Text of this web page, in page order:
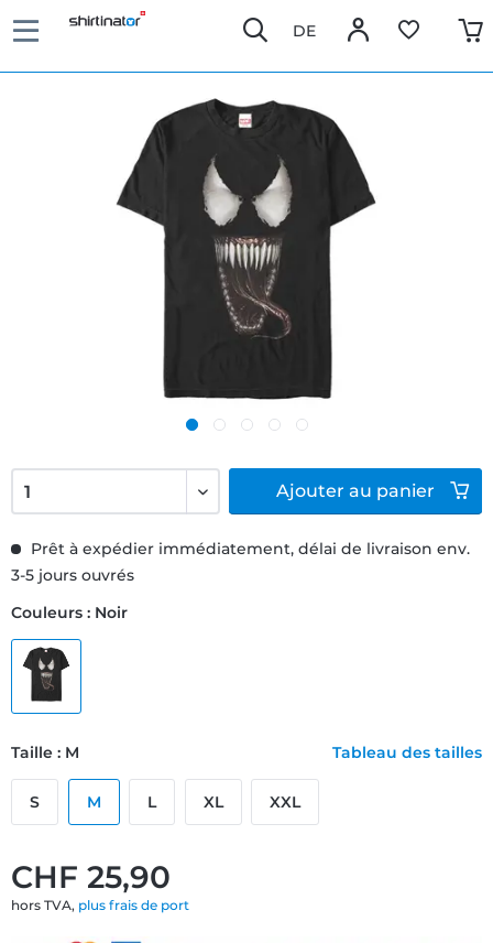
DE
CHF 25,90
hors TVA, plus frais de port
Prêt à expédier immédiatement, délai de livraison env.
3-5 jours ouvrés
Couleurs : Noir
Taille : M Tableau des tailles
S M L XL XXL
Ajouter au panier